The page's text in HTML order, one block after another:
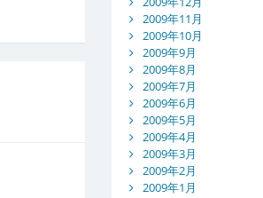
2009年11月
2009年10月
2009年9月
2009年8月
2009年7月
2009年6月
2009年5月
2009年4月
2009年3月
2009年2月
2009年1月